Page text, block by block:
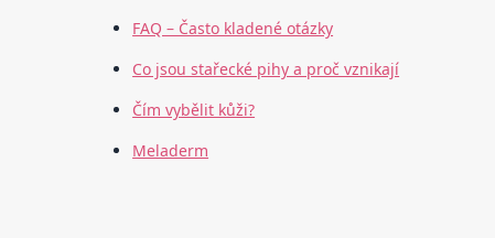
FAQ – Často kladené otázky
Co jsou stařecké pihy a proč vznikají
Čím vybělit kůži?
Meladerm